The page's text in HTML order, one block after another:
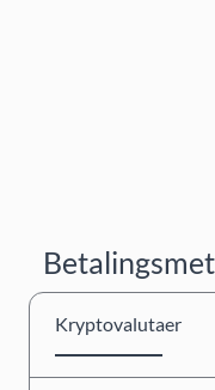
Kryptovalutaer